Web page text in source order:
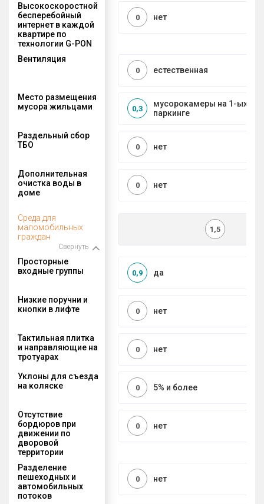
Высокоскоростной
бесперебойный
интернет в каждой
квартире по
технологии G-PON
нет
0
Вентиляция
естественная
0
Место размещения
мусора жильцами
мусорокамеры на 1-ых
паркинге
0,3
Раздельный сбор
ТБО
нет
0
Дополнительная
очистка воды в
доме
нет
0
Среда для
маломобильных
граждан
Свернуть
1,5
Просторные
входные группы
да
0,9
Низкие поручни и
кнопки в лифте
нет
0
Тактильная плитка
и направляющие на
тротуарах
нет
0
Уклоны для съезда
на коляске
5% и более
0
Отсутствие
бордюров при
движении по
дворовой
территории
нет
0
Разделение
пешеходных и
автомобильных
потоков
нет
0